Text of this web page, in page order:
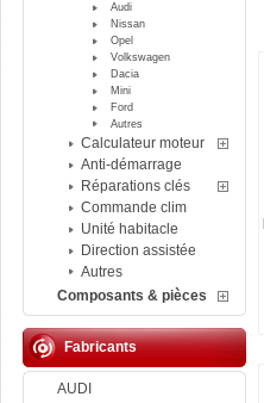
Audi
Nissan
Opel
Volkswagen
Dacia
Mini
Ford
Autres
Calculateur moteur
Anti-démarrage
Réparations clés
Commande clim
Unité habitacle
Direction assistée
Autres
Composants & pièces
Fabricants
AUDI